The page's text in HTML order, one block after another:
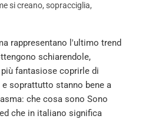
si creano, sopracciglia,
rappresentano l'ultimo trend
schiarendole,
fantasiose coprirle di
soprattutto stanno bene a
che cosa sono Sono
che in italiano significa